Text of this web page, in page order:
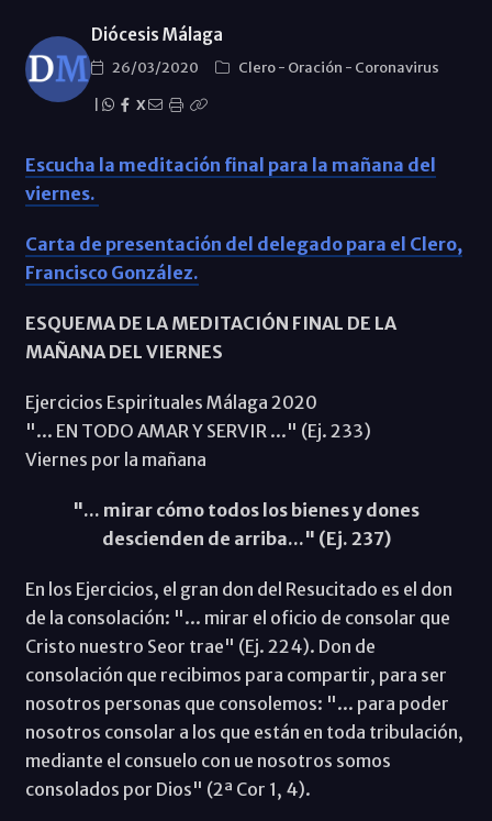
Diócesis Málaga
26/03/2020 Clero- Oración - Coronavirus
X
Escucha la meditación final para la mañana del
viernes.
Carta de presentación del delegado para el Clero,
Francisco González.
ESQUEMA DE LA MEDITACIÓN FINAL DE LA
MAÑANA DEL VIERNES
Ejercicios Espirituales Málaga 2020
"... EN TODO AMAR Y SERVIR ..." (Ej. 233)
Viernes por la mañana
"... mirar cómo todos los bienes y dones
descienden de arriba..." (Ej. 237)
En los Ejercicios, el gran don del Resucitado es el don
de la consolación: "... mirar el oficio de consolar que
Cristo nuestro Seor trae" (Ej. 224). Don de
consolación que recibimos para compartir, para ser
nosotros personas que consolemos: "... para poder
nosotros consolar a los que están en toda tribulación,
mediante el consuelo con ue nosotros somos
consolados por Dios" (2ª Cor 1, 4).